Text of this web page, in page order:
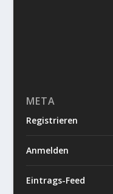
META
Registrieren
Anmelden
Eintrags-Feed